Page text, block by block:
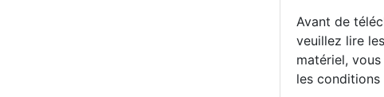
Avant de
veuillez lire les
matériel,
les conditions